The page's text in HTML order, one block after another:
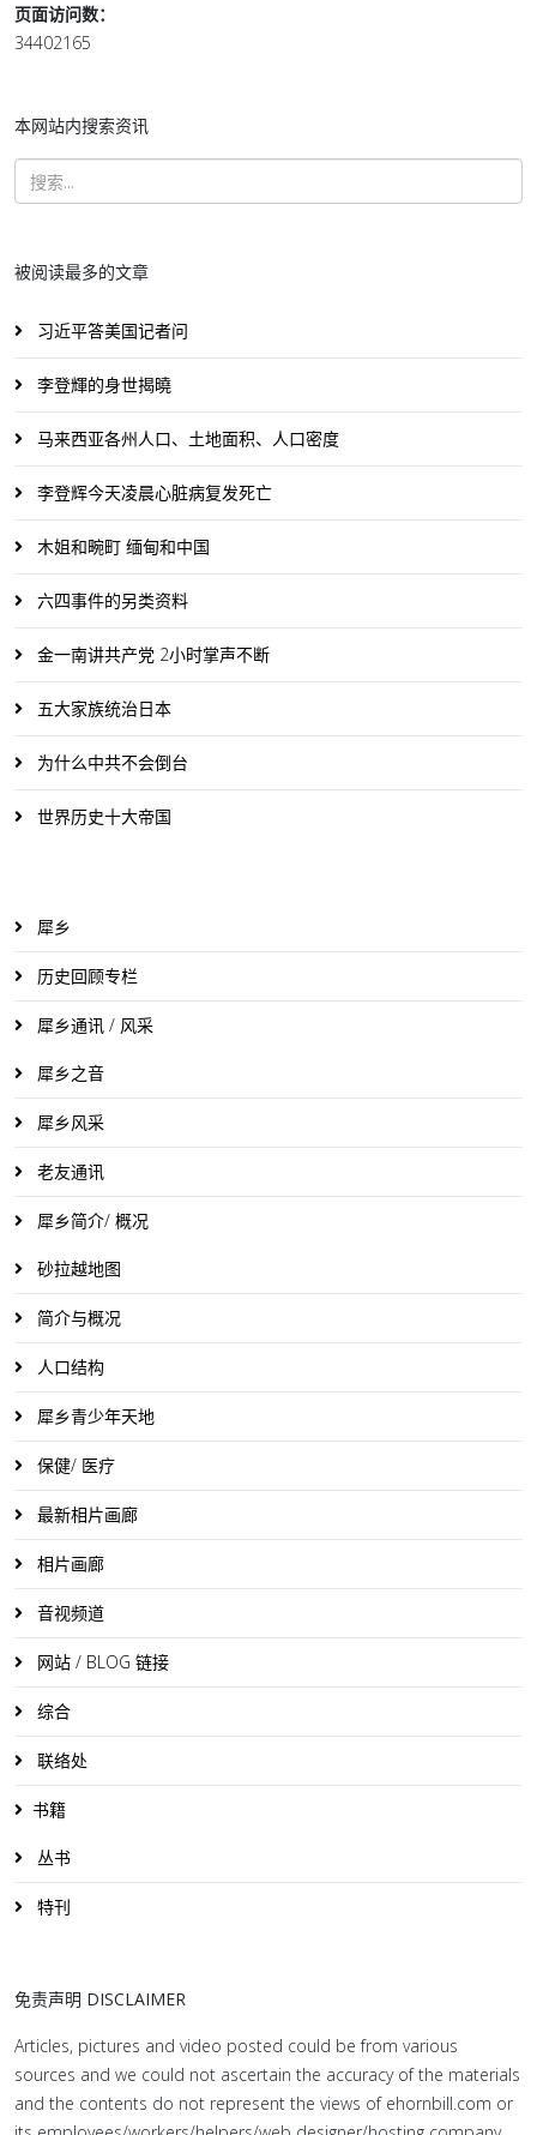
页面访问数：
34402165
本网站内搜索资讯
被阅读最多的文章
习近平答美国记者问
李登輝的身世揭曉
马来西亚各州人口、土地面积、人口密度
李登辉今天凌晨心脏病复发死亡
木姐和畹町 缅甸和中国
六四事件的另类资料
金一南讲共产党 2小时掌声不断
五大家族统治日本
为什么中共不会倒台
世界历史十大帝国
犀乡
历史回顾专栏
犀乡通讯 / 风采
犀乡之音
犀乡风采
老友通讯
犀乡简介/ 概况
砂拉越地图
简介与概况
人口结构
犀乡青少年天地
保健/ 医疗
最新相片画廊
相片画廊
音视频道
网站 / BLOG 链接
综合
联络处
书籍
丛书
特刊
免责声明 DISCLAIMER
Articles, pictures and video posted could be from various
sources and we could not ascertain the accuracy of the materials
and the contents do not represent the views of ehornbill.com or